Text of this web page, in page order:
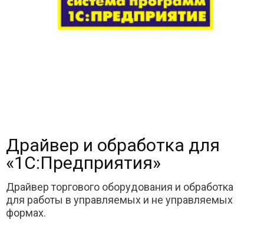
Драйвер и обработка для
«1С:Предприятия»
Драйвер торгового оборудования и обработка
для работы в управляемых и не управляемых
формах.